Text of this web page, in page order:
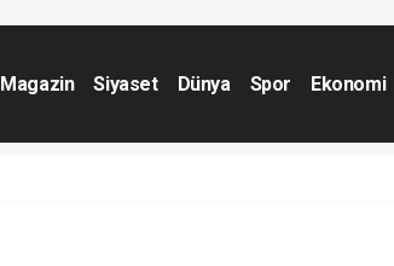
Magazin Siyaset Dünya Spor Ekonomi